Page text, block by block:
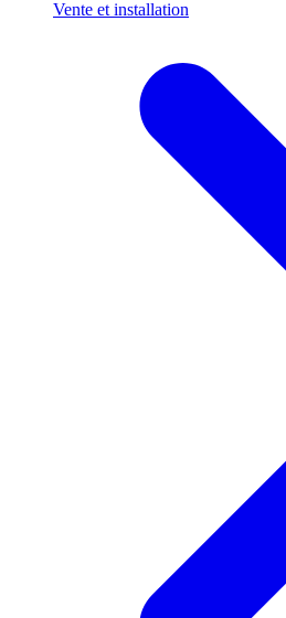
Vente et installation